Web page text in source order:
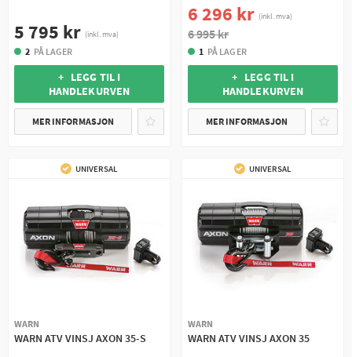
5 795 kr (inkl. mva)
2 PÅ LAGER
+ LEGG TIL I
HANDLEKURVEN
MER INFORMASJON
6 296 kr (inkl. mva)
6 995 kr
1 PÅ LAGER
+ LEGG TIL I
HANDLEKURVEN
MER INFORMASJON
UNIVERSAL
WARN
WARN ATV VINSJ AXON 35-S
UNIVERSAL
WARN
WARN ATV VINSJ AXON 35